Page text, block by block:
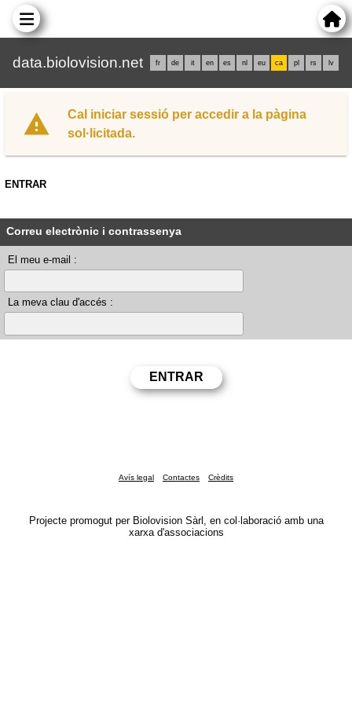
data.biolovision.net fr de it en es nl eu ca pl rs lv
Cal iniciar sessió per accedir a la pàgina
sol·licitada.
ENTRAR
Correu electrònic i contrassenya
El meu e-mail :
La meva clau d'accés :
Avís legal Contactes Crèdits
Projecte promogut per Biolovision Sàrl, en col·laboració amb una
xarxa d'associacions